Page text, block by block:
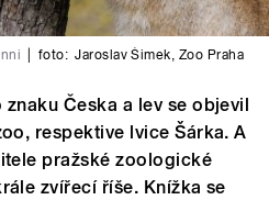
foto: Jaroslav Šimek, Zoo Praha
Česka a lev se objevil
respektive lvice Šárka. A
pražské zoologické
zvířecí říše. Knížka se